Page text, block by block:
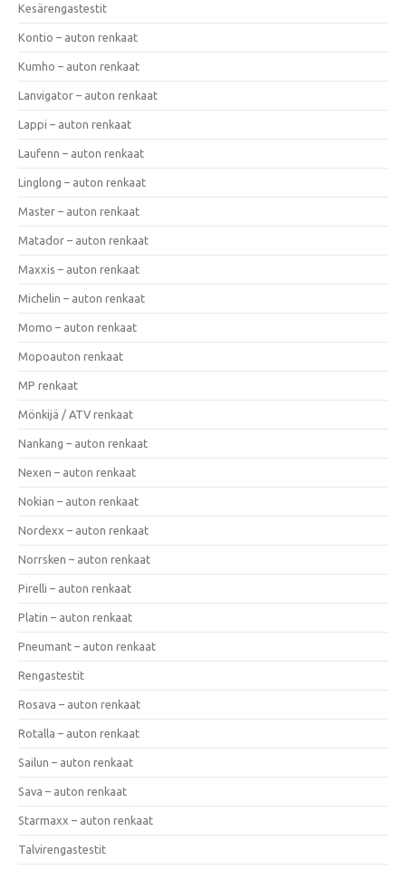
Kesärengastestit
Kontio – auton renkaat
Kumho – auton renkaat
Lanvigator – auton renkaat
Lappi – auton renkaat
Laufenn – auton renkaat
Linglong – auton renkaat
Master – auton renkaat
Matador – auton renkaat
Maxxis – auton renkaat
Michelin – auton renkaat
Momo – auton renkaat
Mopoauton renkaat
MP renkaat
Mönkijä / ATV renkaat
Nankang – auton renkaat
Nexen – auton renkaat
Nokian – auton renkaat
Nordexx – auton renkaat
Norrsken – auton renkaat
Pirelli – auton renkaat
Platin – auton renkaat
Pneumant – auton renkaat
Rengastestit
Rosava – auton renkaat
Rotalla – auton renkaat
Sailun – auton renkaat
Sava – auton renkaat
Starmaxx – auton renkaat
Talvirengastestit